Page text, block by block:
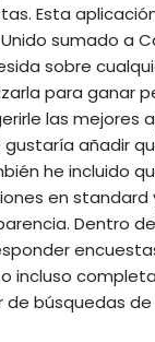
Esta
Unido sumado a
sobre
para ganar
las mejores
añadir
he incluido
en standard
Dentro
incluso
búsquedas de